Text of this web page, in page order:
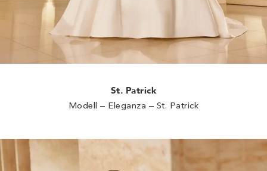
St. Patrick
Modell – Eleganza – St. Patrick